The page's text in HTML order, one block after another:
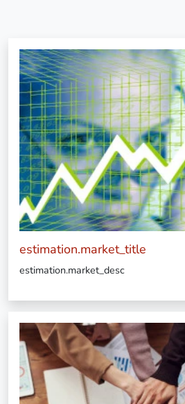
estimation.market_title
estimation.market_desc